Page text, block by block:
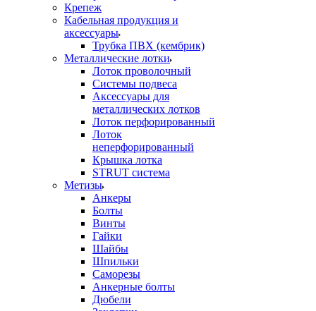
Крепеж
Кабельная продукция и
аксессуары
Трубка ПВХ (кембрик)
Металлические лотки
Лоток проволочный
Системы подвеса
Аксессуары для
металлических лотков
Лоток перфорированный
Лоток
неперфорированный
Крышка лотка
STRUT система
Метизы
Анкеры
Болты
Винты
Гайки
Шайбы
Шпильки
Саморезы
Анкерные болты
Дюбели